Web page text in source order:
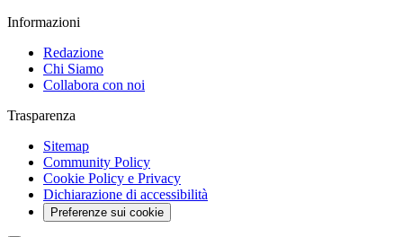
Informazioni
Redazione
Chi Siamo
Collabora con noi
Trasparenza
Sitemap
Community Policy
Cookie Policy e Privacy
Dichiarazione di accessibilità
Preferenze sui cookie